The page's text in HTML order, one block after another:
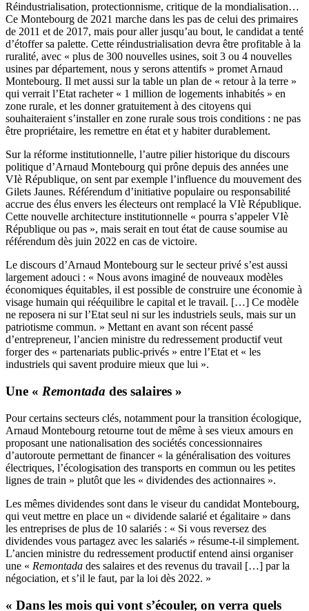
Réindustrialisation, protectionnisme, critique de la mondialisation…
Ce Montebourg de 2021 marche dans les pas de celui des primaires
de 2011 et de 2017, mais pour aller jusqu’au bout, le candidat a tenté
d’étoffer sa palette. Cette réindustrialisation devra être profitable à la
ruralité, avec « plus de 300 nouvelles usines, soit 3 ou 4 nouvelles
usines par département, nous y serons attentifs » promet Arnaud
Montebourg. Il met aussi sur la table un plan de « retour à la terre »
qui verrait l’Etat racheter « 1 million de logements inhabités » en
zone rurale, et les donner gratuitement à des citoyens qui
souhaiteraient s’installer en zone rurale sous trois conditions : ne pas
être propriétaire, les remettre en état et y habiter durablement.
Sur la réforme institutionnelle, l’autre pilier historique du discours
politique d’Arnaud Montebourg qui prône depuis des années une
VIè République, on sent par exemple l’influence du mouvement des
Gilets Jaunes. Référendum d’initiative populaire ou responsabilité
accrue des élus envers les électeurs ont remplacé la VIè République.
Cette nouvelle architecture institutionnelle « pourra s’appeler VIè
République ou pas », mais serait en tout état de cause soumise au
référendum dès juin 2022 en cas de victoire.
Le discours d’Arnaud Montebourg sur le secteur privé s’est aussi
largement adouci : « Nous avons imaginé de nouveaux modèles
économiques équitables, il est possible de construire une économie à
visage humain qui rééquilibre le capital et le travail. […] Ce modèle
ne reposera ni sur l’Etat seul ni sur les industriels seuls, mais sur un
patriotisme commun. » Mettant en avant son récent passé
d’entrepreneur, l’ancien ministre du redressement productif veut
forger des « partenariats public-privés » entre l’Etat et « les
industriels qui savent produire mieux que lui ».
Une « Remontada des salaires »
Pour certains secteurs clés, notamment pour la transition écologique,
Arnaud Montebourg retourne tout de même à ses vieux amours en
proposant une nationalisation des sociétés concessionnaires
d’autoroute permettant de financer « la généralisation des voitures
électriques, l’écologisation des transports en commun ou les petites
lignes de train » plutôt que les « dividendes des actionnaires ».
Les mêmes dividendes sont dans le viseur du candidat Montebourg,
qui veut mettre en place un « dividende salarié et égalitaire » dans
les entreprises de plus de 10 salariés : « Si vous reversez des
dividendes vous partagez avec les salariés » résume-t-il simplement.
L’ancien ministre du redressement productif entend ainsi organiser
une « Remontada des salaires et des revenus du travail […] par la
négociation, et s’il le faut, par la loi dès 2022. »
« Dans les mois qui vont s’écouler, on verra quels